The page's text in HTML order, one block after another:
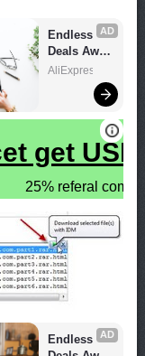
AD
Endless
Deals Await
– Shop
AliExpress
AD
Endless